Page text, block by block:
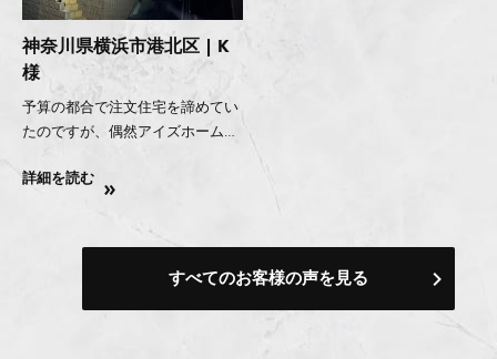
神奈川県横浜市港北区 | K
様
予算の都合で注文住宅を諦めてい
たのですが、偶然アイズホームさ
文住宅のような長期優良住宅の建
詳細を読む
すべてのお客様の声を見る